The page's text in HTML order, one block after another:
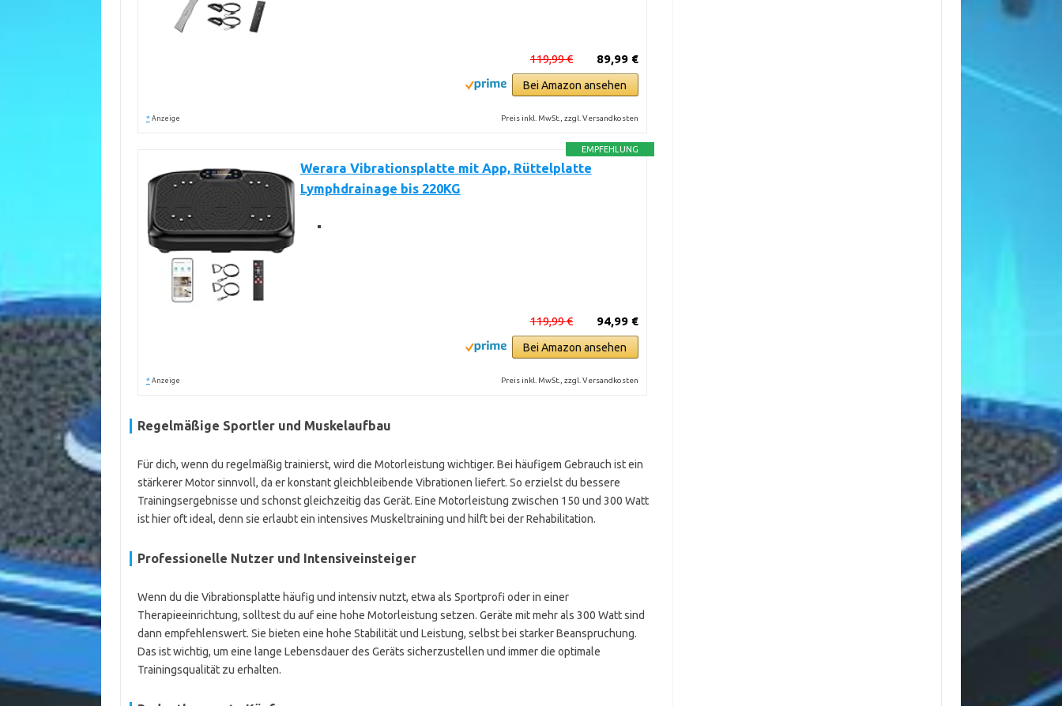
89,99 €
119,99 €
Bei Amazon ansehen
* Anzeige Preis inkl. MwSt., zzgl. Versandkosten
EMPFEHLUNG
Werara Vibrationsplatte mit App, Rüttelplatte
Lymphdrainage bis 220KG
94,99 €
119,99 €
Bei Amazon ansehen
* Anzeige Preis inkl. MwSt., zzgl. Versandkosten
Regelmäßige Sportler und Muskelaufbau
Für dich, wenn du regelmäßig trainierst, wird die Motorleistung wichtiger. Bei häufigem Gebrauch ist ein
stärkerer Motor sinnvoll, da er konstant gleichbleibende Vibrationen liefert. So erzielst du bessere
Trainingsergebnisse und schonst gleichzeitig das Gerät. Eine Motorleistung zwischen 150 und 300 Watt
ist hier oft ideal, denn sie erlaubt ein intensives Muskeltraining und hilft bei der Rehabilitation.
Professionelle Nutzer und Intensiveinsteiger
Wenn du die Vibrationsplatte häufig und intensiv nutzt, etwa als Sportprofi oder in einer
Therapieeinrichtung, solltest du auf eine hohe Motorleistung setzen. Geräte mit mehr als 300 Watt sind
dann empfehlenswert. Sie bieten eine hohe Stabilität und Leistung, selbst bei starker Beanspruchung.
Das ist wichtig, um eine lange Lebensdauer des Geräts sicherzustellen und immer die optimale
Trainingsqualität zu erhalten.